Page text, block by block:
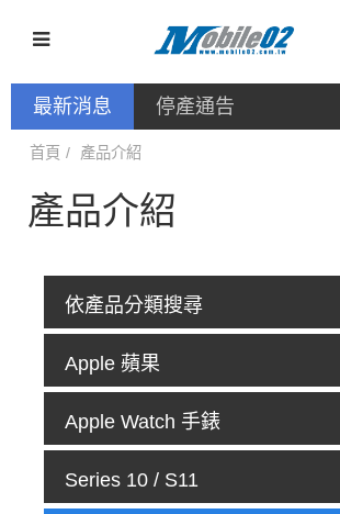
最新消息 停產通告
首頁 產品介紹
產品介紹